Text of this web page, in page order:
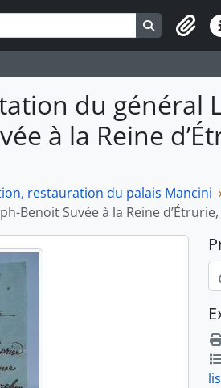
Search in
du général
à la Reine
restauration du palais Mancini
Benoit Suvée à la Reine